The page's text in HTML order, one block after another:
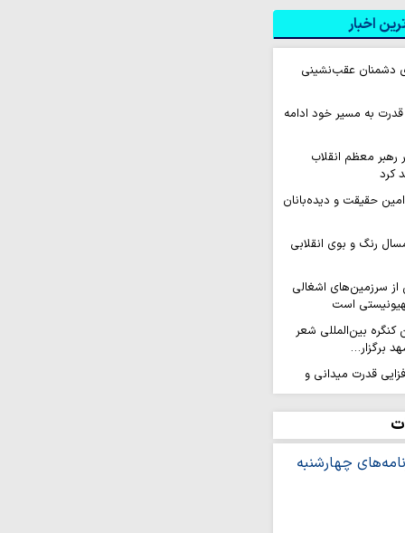
اخبار
دشمنان عقب‌نشینی
به مسیر خود ادامه
رهبر معظم انقلاب
کرد
امین حقیقت و دیده‌بانان
رنگ و بوی انقلابی
سرزمین‌های اشغالی
است
کنگره بین‌المللی شعر
برگزار…
قدرت میدانی و
می‌گیرد
ثمره حضور مردم در
مسلح است
بر ایمان و وحدت از
نمی‌کند